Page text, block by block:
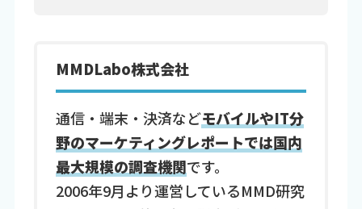
MMDLabo株式会社
通信・端末・決済などモバイルやIT分
野のマーケティングレポートでは国内
最大規模の調査機関です。
2006年9月より運営しているMMD研究